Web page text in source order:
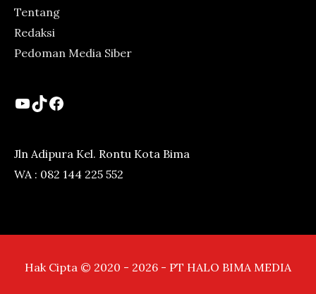
Tentang
Redaksi
Pedoman Media Siber
YouTube
TikTok
Facebook
Jln Adipura Kel. Rontu Kota Bima
WA : 082 144 225 552
Hak Cipta © 2020 - 2026 - PT HALO BIMA MEDIA